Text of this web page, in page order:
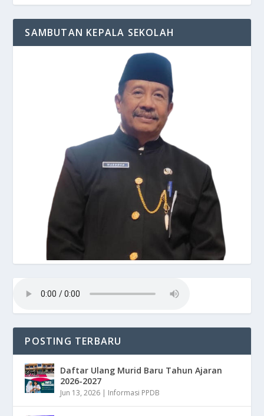
SAMBUTAN KEPALA SEKOLAH
POSTING TERBARU
Daftar Ulang Murid Baru Tahun Ajaran
2026-2027
Jun 13, 2026 | Informasi PPDB